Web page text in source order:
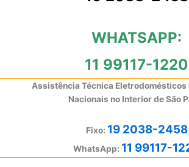
WHATSAPP:
11 99117-1220
Assistência Técnica Eletrodomésticos
Nacionais no Interior de São
Fixo: 19 2038-2458
WhatsApp: 11 99117-